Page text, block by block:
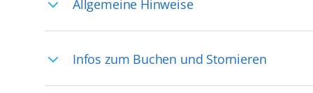
Allgemeine Hinweise
selten, sodass dort englischsprachige
das Reiseerlebnis
Infos zum Buchen und Stornieren